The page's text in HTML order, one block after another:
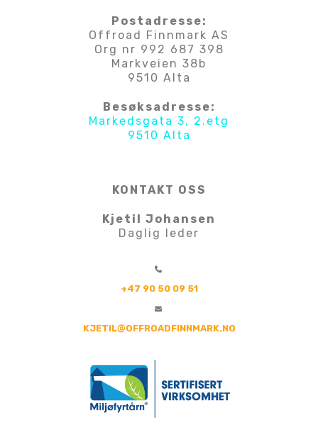
Postadresse:
Offroad Finnmark AS
Org nr 992 687 398
Markveien 38b
9510 Alta
Besøksadresse:
Markedsgata 3, 2.etg
9510 Alta
KONTAKT OSS
Kjetil Johansen
Daglig leder
+47 90 50 09 51
KJETIL@OFFROADFINNMARK.NO